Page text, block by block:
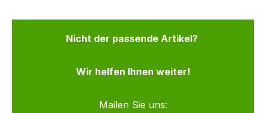
Nicht der passende Artikel?
Wir helfen Ihnen weiter!
Mailen Sie uns: